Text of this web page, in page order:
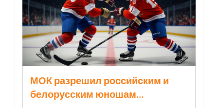
МОК разрешил российским и
белорусским юношам